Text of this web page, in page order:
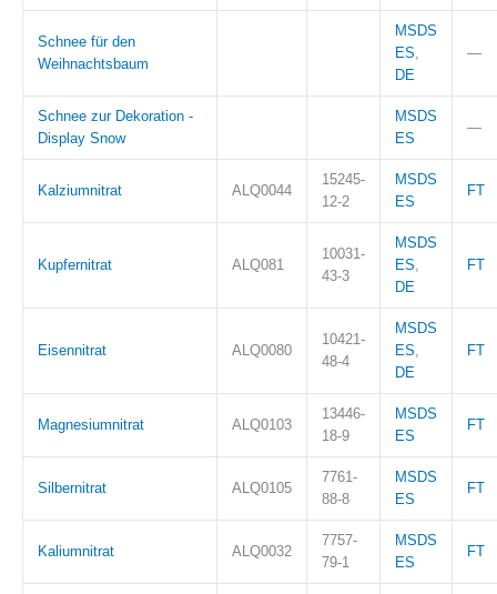
Schnee für den
Weihnachtsbaum
MSDS
ES,
DE
—
Schnee zur Dekoration -
Display Snow
MSDS
ES
—
Kalziumnitrat ALQ0044
15245-
12-2
MSDS
ES
FT
Kupfernitrat ALQ081
10031-
43-3
MSDS
ES,
DE
FT
Eisennitrat ALQ0080
10421-
48-4
MSDS
ES,
DE
FT
Magnesiumnitrat ALQ0103
13446-
18-9
MSDS
ES
FT
Silbernitrat ALQ0105
7761-
88-8
MSDS
ES
FT
Kaliumnitrat ALQ0032
7757-
79-1
MSDS
ES
FT